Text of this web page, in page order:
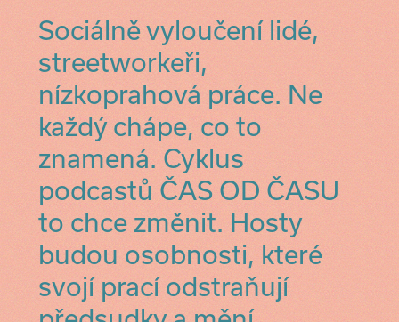
Sociálně vyloučení lidé,
streetworkeři,
nízkoprahová práce. Ne
každý chápe, co to
znamená. Cyklus
podcastů ČAS OD ČASU
to chce změnit. Hosty
budou osobnosti, které
svojí prací odstraňují